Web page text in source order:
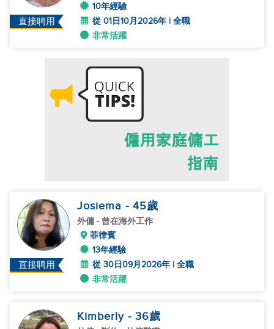
直接聘用
10年經驗
從 01日10月2026年 | 全職
非常活躍
直接聘用
Josiema - 45歲
外傭 - 曾在海外工作
菲律賓
13年經驗
從 30日09月2026年 | 全職
非常活躍
Kimberly - 36歲